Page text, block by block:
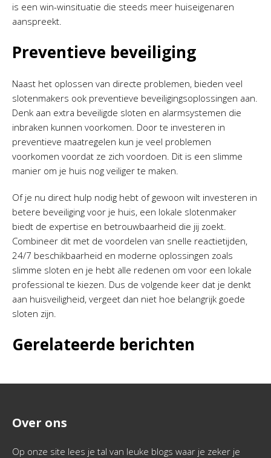
is een win-winsituatie die steeds meer huiseigenaren
aanspreekt.
Preventieve beveiliging
Naast het oplossen van directe problemen, bieden veel
slotenmakers ook preventieve beveiligingsoplossingen aan.
Denk aan extra beveiligde sloten en alarmsystemen die
inbraken kunnen voorkomen. Door te investeren in
preventieve maatregelen kun je veel problemen
voorkomen voordat ze zich voordoen. Dit is een slimme
manier om je huis nog veiliger te maken.
Of je nu direct hulp nodig hebt of gewoon wilt investeren in
betere beveiliging voor je huis, een lokale slotenmaker
biedt de expertise en betrouwbaarheid die jij zoekt.
Combineer dit met de voordelen van snelle reactietijden,
24/7 beschikbaarheid en moderne oplossingen zoals
slimme sloten en je hebt alle redenen om voor een lokale
professional te kiezen. Dus de volgende keer dat je denkt
aan huisveiligheid, vergeet dan niet hoe belangrijk goede
sloten zijn.
Gerelateerde berichten
Over ons
Op onze site lees je tal van leuke blogs waar je zeker je